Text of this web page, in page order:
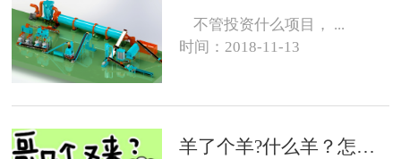
不管投资什么项目， ...
时间：2018-11-13
羊了个羊?什么羊？怎么养？